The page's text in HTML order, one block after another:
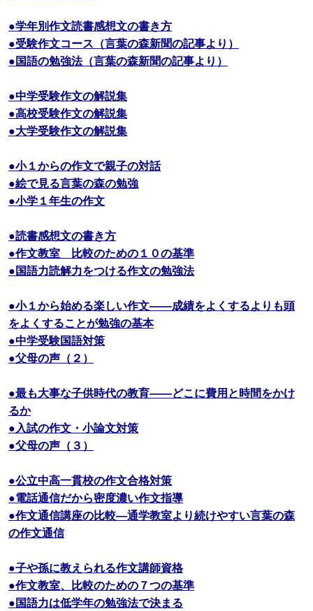
●学年別作文読書感想文の書き方
●受験作文コース（言葉の森新聞の記事より）
●国語の勉強法（言葉の森新聞の記事より）
●中学受験作文の解説集
●高校受験作文の解説集
●大学受験作文の解説集
●小１からの作文で親子の対話
●絵で見る言葉の森の勉強
●小学１年生の作文
●読書感想文の書き方
●作文教室 比較のための１０の基準
●国語力読解力をつける作文の勉強法
●小１から始める楽しい作文――成績をよくするよりも頭
をよくすることが勉強の基本
●中学受験国語対策
●父母の声（２）
●最も大事な子供時代の教育――どこに費用と時間をかけ
るか
●入試の作文・小論文対策
●父母の声（３）
●公立中高一貫校の作文合格対策
●電話通信だから密度濃い作文指導
●作文通信講座の比較―通学教室より続けやすい言葉の森
の作文通信
●子や孫に教えられる作文講師資格
●作文教室、比較のための７つの基準
●国語力は低学年の勉強法で決まる